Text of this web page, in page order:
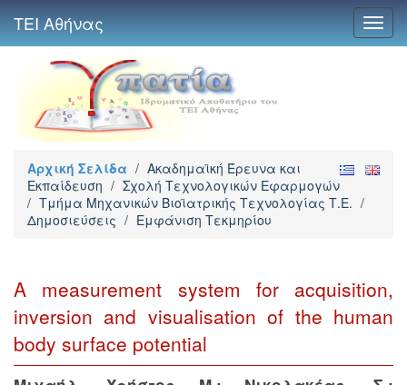
ΤΕΙ Αθήνας
Αρχική Σελίδα / Ακαδημαϊκή Έρευνα και
Εκπαίδευση / Σχολή Τεχνολογικών Εφαρμογών
/ Τμήμα Μηχανικών Βιοϊατρικής Τεχνολογίας Τ.Ε. /
Δημοσιεύσεις / Εμφάνιση Τεκμηρίου
A measurement system for acquisition,
inversion and visualisation of the human
body surface potential